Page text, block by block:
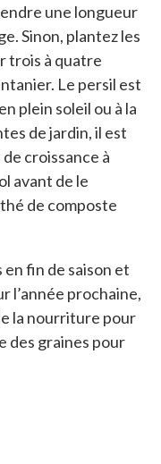
une longueur
Sinon, plantez les
trois à quatre
Le persil est
plein soleil ou à la
de jardin, il est
croissance à
avant de le
de composte
fin de saison et
l’année prochaine,
la nourriture pour
des graines pour